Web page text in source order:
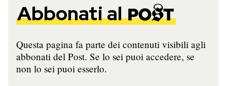
Abbonati al
Questa pagina fa parte dei contenuti visibili agli
abbonati del Post. Se lo sei puoi accedere, se
non lo sei puoi esserlo.